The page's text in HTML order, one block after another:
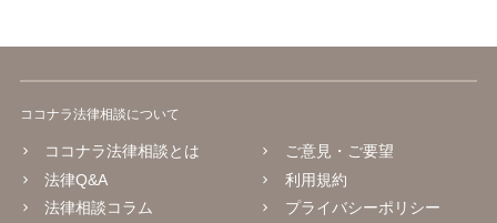
ココナラ法律相談について
ココナラ法律相談とは
法律Q&A
法律相談コラム
ご意見・ご要望
利用規約
プライバシーポリシー